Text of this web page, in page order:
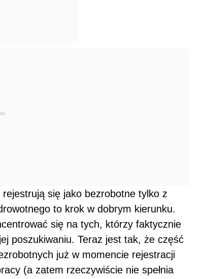
się jako bezrobotne tylko z
to krok w dobrym kierunku.
się na tych, którzy faktycznie
poszukiwaniu. Teraz jest tak, że część
już w momencie rejestracji
(a zatem rzeczywiście nie spełnia